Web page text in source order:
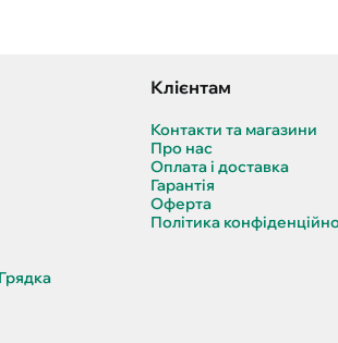
Клієнтам
Контакти та магазини
Про нас
Оплата і доставка
Гарантія
Оферта
Політика